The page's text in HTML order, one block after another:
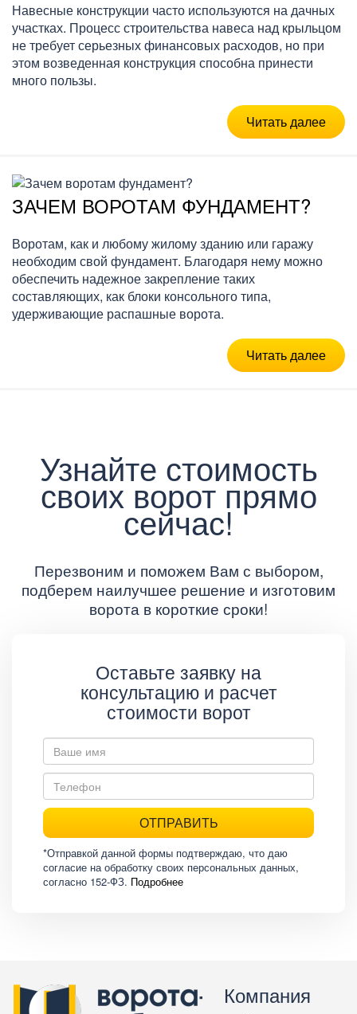
Навесные конструкции часто используются на дачных
участках. Процесс строительства навеса над крыльцом
не требует серьезных финансовых расходов, но при
этом возведенная конструкция способна принести
много пользы.
Читать далее
ЗАЧЕМ ВОРОТАМ ФУНДАМЕНТ?
Воротам, как и любому жилому зданию или гаражу
необходим свой фундамент. Благодаря нему можно
обеспечить надежное закрепление таких
составляющих, как блоки консольного типа,
удерживающие распашные ворота.
Читать далее
Узнайте стоимость
своих ворот прямо
сейчас!
Перезвоним и поможем Вам с выбором,
подберем наилучшее решение и изготовим
ворота в короткие сроки!
Оставьте заявку на
консультацию и расчет
стоимости ворот
ОТПРАВИТЬ
*Отправкой данной формы подтверждаю, что даю
согласие на обработку своих персональных данных,
согласно 152-ФЗ. Подробнее
Компания